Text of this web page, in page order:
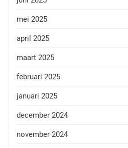
mei 2025
april 2025
maart 2025
februari 2025
januari 2025
december 2024
november 2024